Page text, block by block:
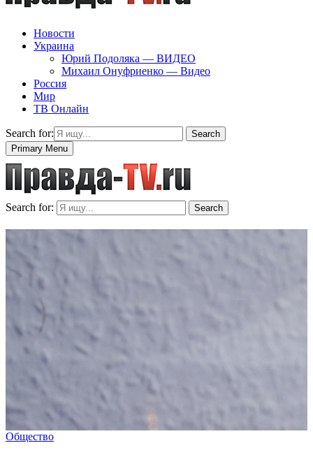
Новости
Украина
Юрий Подоляка — ВИДЕО
Михаил Онуфриенко — Видео
Россия
Мир
ТВ Онлайн
Search for:
Search
Primary Menu
Search for: Search
Общество